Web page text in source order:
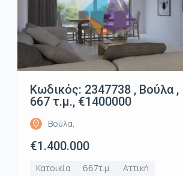
Κωδικός: 2347738 , Βούλα ,
667 τ.μ., €1400000
Βούλα,
€1.400.000
Κατοικία 667τ.μ.
Αττική